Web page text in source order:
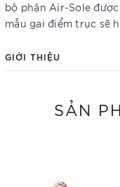
bộ phận Air-Sole
mẫu gai điểm trục sẽ
GIỚI THIỆU
SẢN